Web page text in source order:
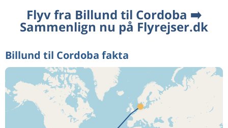
Flyv fra Billund til Cordoba ➡️
Sammenlign nu på Flyrejser.dk
Billund til Cordoba fakta